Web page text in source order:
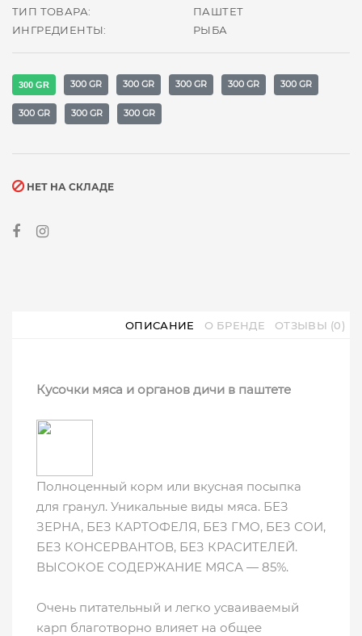
ТИП ТОВАРА:
ПАШТЕТ
ИНГРЕДИЕНТЫ:
РЫБА
300 GR 300 GR 300 GR 300 GR 300 GR 300 GR
300 GR 300 GR 300 GR
НЕТ НА СКЛАДЕ
ОПИСАНИЕ О БРЕНДЕ ОТЗЫВЫ (0)
Кусочки мяса и органов дичи в паштете
Полноценный корм или вкусная посыпка
для гранул. Уникальные виды мяса. БЕЗ
ЗЕРНА, БЕЗ КАРТОФЕЛЯ, БЕЗ ГМО, БЕЗ СОИ,
БЕЗ КОНСЕРВАНТОВ, БЕЗ КРАСИТЕЛЕЙ.
ВЫСОКОЕ СОДЕРЖАНИЕ МЯСА — 85%.
Очень питательный и легко усваиваемый
карп благотворно влияет на общее